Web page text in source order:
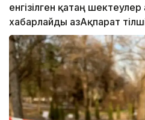
енгізілген қатаң
хабарлайды ҚазАқпарат